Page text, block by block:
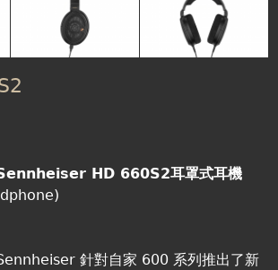
HD 660S2耳罩式耳機
針對自家 600 系列推出了新